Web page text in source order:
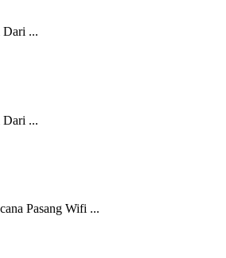
...
...
Pasang Wifi ...